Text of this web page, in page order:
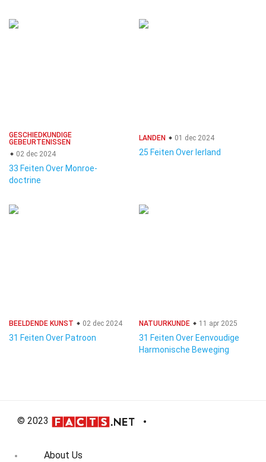
GESCHIEDKUNDIGE
GEBEURTENISSEN
02 dec 2024
33 Feiten Over Monroe-
doctrine
LANDEN 01 dec 2024
25 Feiten Over Ierland
BEELDENDE KUNST 02 dec 2024
31 Feiten Over Patroon
NATUURKUNDE 11 apr 2025
31 Feiten Over Eenvoudige
Harmonische Beweging
© 2023
About Us